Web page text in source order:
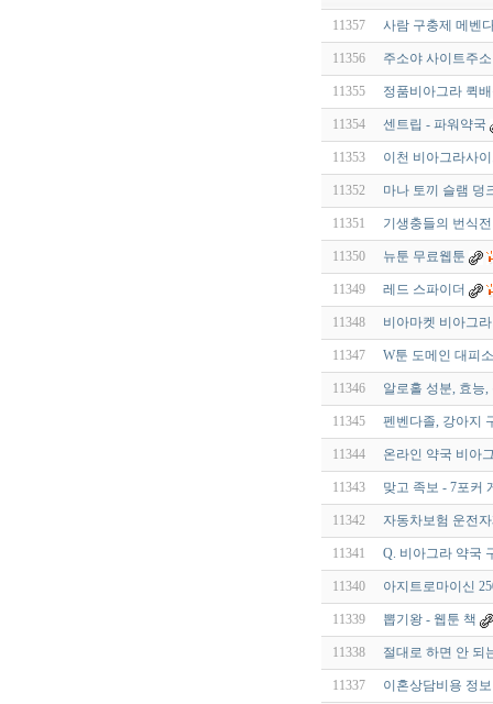
11357 사람 구충제 메벤
11356 주소야 사이트주
11355 정품비아그라 퀵
11354 센트립 - 파워약국
11353 이천 비아그라사
11352 마나 토끼 슬램 덩
11351 기생충들의 번식
11350 뉴툰 무료웹툰
11349 레드 스파이더
11348 비아마켓 비아그
11347 W툰 도메인 대피
11346 알로홀 성분, 효능
11345 펜벤다졸, 강아지
11344 온라인 약국 비­아
11343 맞고 족보 - 7포커
11342 자동차보험 운전
11341 Q. 비아그라 약국
11340 아지트로마이신
11339 뽑기왕 - 웹툰 책
11338 절대로 하면 안 되
11337 이혼상담비용 정